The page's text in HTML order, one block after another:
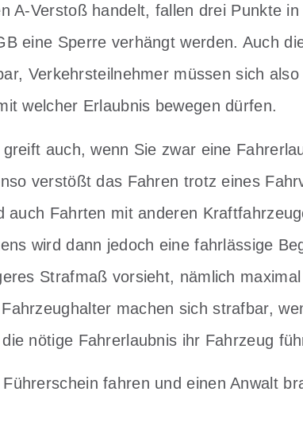
A-Verstoß handelt, fallen drei Punkte
eine Sperre verhängt werden. Auch
Verkehrsteilnehmer müssen sich
welcher Erlaubnis bewegen dürfen.
auch, wenn Sie zwar eine
verstößt das Fahren trotz eines
auch Fahrten mit anderen
wird dann jedoch eine fahrlässige
Strafmaß vorsieht, nämlich
machen sich strafbar,
nötige Fahrerlaubnis ihr Fahrzeug
fahren und einen Anwalt